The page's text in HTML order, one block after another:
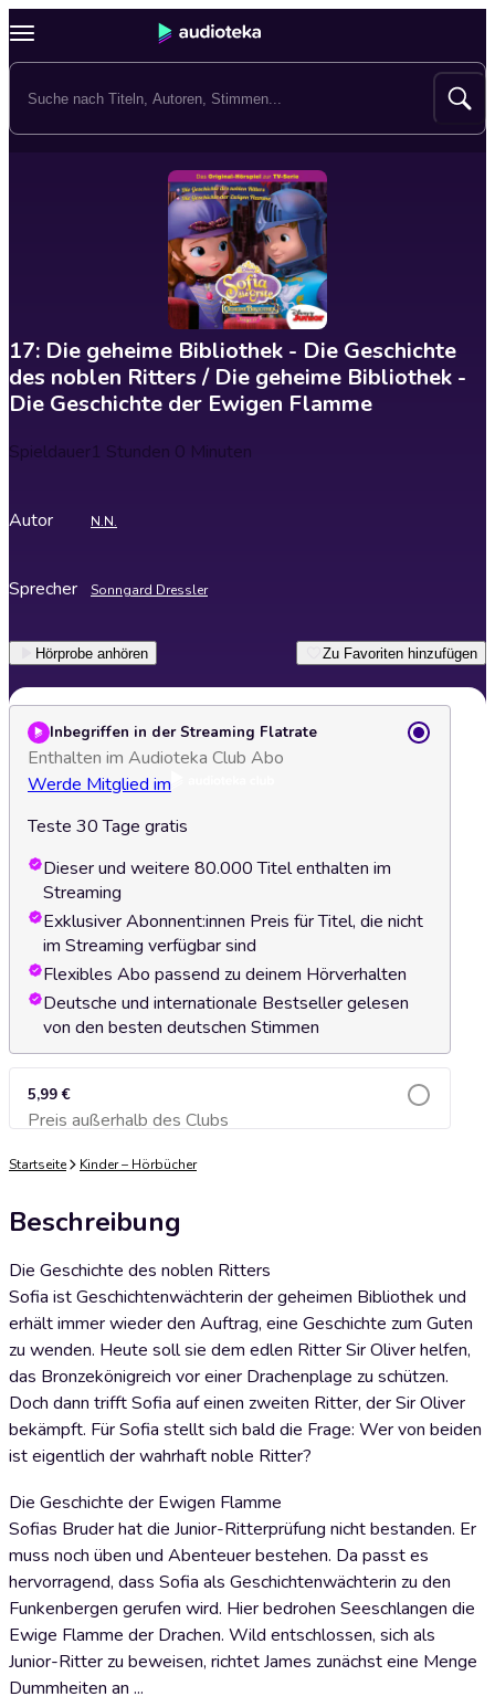
17: Die geheime Bibliothek - Die Geschichte
des noblen Ritters / Die geheime Bibliothek -
Die Geschichte der Ewigen Flamme
Spieldauer1 Stunden 0 Minuten
Autor N.N.
Sprecher Sonngard Dressler
Hörprobe anhören Zu Favoriten hinzufügen
Inbegriffen in der Streaming Flatrate
Enthalten im Audioteka Club Abo
Werde Mitglied im
Teste 30 Tage gratis
Dieser und weitere 80.000 Titel enthalten im
Streaming
Exklusiver Abonnent:innen Preis für Titel, die nicht
im Streaming verfügbar sind
Flexibles Abo passend zu deinem Hörverhalten
Deutsche und internationale Bestseller gelesen
von den besten deutschen Stimmen
5,99 €
Preis außerhalb des ClubsZum Warenkorb hinzufügen
Startseite Kinder – Hörbücher
Beschreibung
Die Geschichte des noblen Ritters
Sofia ist Geschichtenwächterin der geheimen Bibliothek und
erhält immer wieder den Auftrag, eine Geschichte zum Guten
zu wenden. Heute soll sie dem edlen Ritter Sir Oliver helfen,
das Bronzekönigreich vor einer Drachenplage zu schützen.
Doch dann trifft Sofia auf einen zweiten Ritter, der Sir Oliver
bekämpft. Für Sofia stellt sich bald die Frage: Wer von beiden
ist eigentlich der wahrhaft noble Ritter?
Die Geschichte der Ewigen Flamme
Sofias Bruder hat die Junior-Ritterprüfung nicht bestanden. Er
muss noch üben und Abenteuer bestehen. Da passt es
hervorragend, dass Sofia als Geschichtenwächterin zu den
Funkenbergen gerufen wird. Hier bedrohen Seeschlangen die
Ewige Flamme der Drachen. Wild entschlossen, sich als
Junior-Ritter zu beweisen, richtet James zunächst eine Menge
Dummheiten an ...